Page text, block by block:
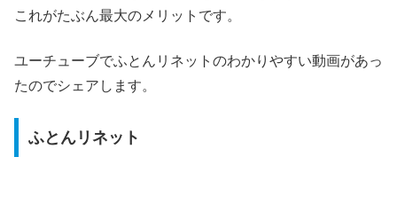
これがたぶん最大のメリットです。
ユーチューブでふとんリネットのわかりやすい動画があっ
たのでシェアします。
ふとんリネット